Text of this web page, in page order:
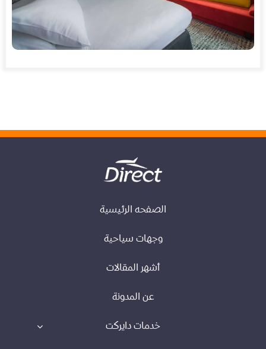
الصفحه الرئيسية
وجهات سياحية
أشهر المقالات
عن المدونة
خدمات دايركت